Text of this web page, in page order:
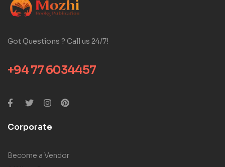
Got Questions ? Call us 24/7!
+94 77 6034457
Corporate
Become a Vendor